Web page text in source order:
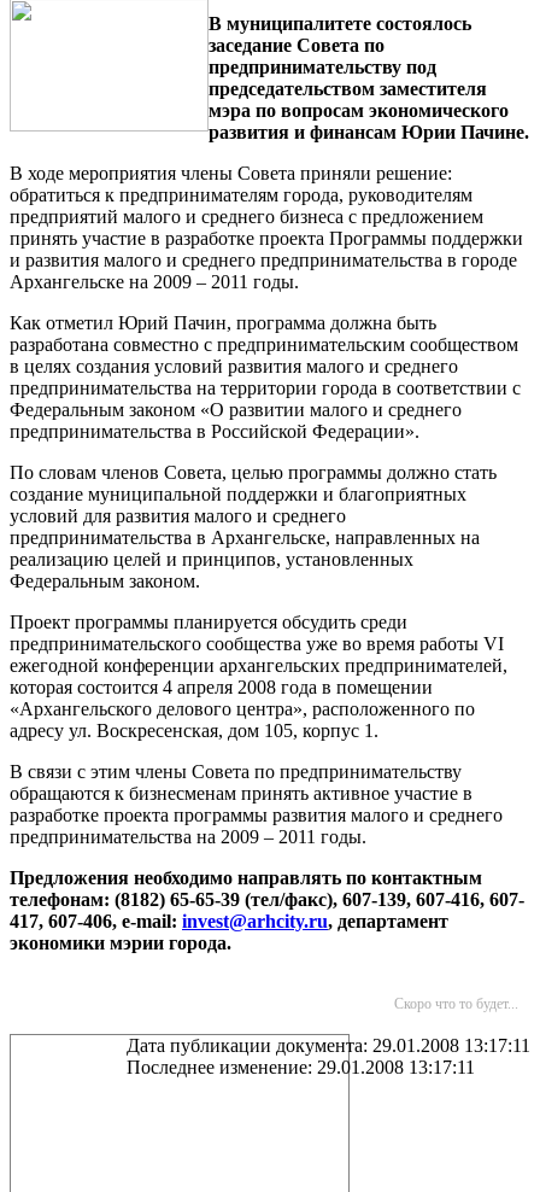
В муниципалитете состоялось
заседание Совета по
предпринимательству под
председательством заместителя
мэра по вопросам экономического
развития и финансам Юрии Пачине.
В ходе мероприятия члены Совета приняли решение:
обратиться к предпринимателям города, руководителям
предприятий малого и среднего бизнеса с предложением
принять участие в разработке проекта Программы поддержки
и развития малого и среднего предпринимательства в городе
Архангельске на 2009 – 2011 годы.
Как отметил Юрий Пачин, программа должна быть
разработана совместно с предпринимательским сообществом
в целях создания условий развития малого и среднего
предпринимательства на территории города в соответствии с
Федеральным законом «О развитии малого и среднего
предпринимательства в Российской Федерации».
По словам членов Совета, целью программы должно стать
создание муниципальной поддержки и благоприятных
условий для развития малого и среднего
предпринимательства в Архангельске, направленных на
реализацию целей и принципов, установленных
Федеральным законом.
Проект программы планируется обсудить среди
предпринимательского сообщества уже во время работы VI
ежегодной конференции архангельских предпринимателей,
которая состоится 4 апреля 2008 года в помещении
«Архангельского делового центра», расположенного по
адресу ул. Воскресенская, дом 105, корпус 1.
В связи с этим члены Совета по предпринимательству
обращаются к бизнесменам принять активное участие в
разработке проекта программы развития малого и среднего
предпринимательства на 2009 – 2011 годы.
Предложения необходимо направлять по контактным
телефонам: (8182) 65-65-39 (тел/факс), 607-139, 607-416, 607-
417, 607-406, e-mail: invest@arhcity.ru, департамент
экономики мэрии города.
Скоро что то будет...
Дата публикации документа: 29.01.2008 13:17:11
Последнее изменение: 29.01.2008 13:17:11